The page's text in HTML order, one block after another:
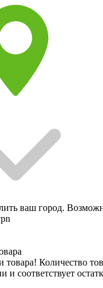
ваш город.
товара! Количество
и соответствует